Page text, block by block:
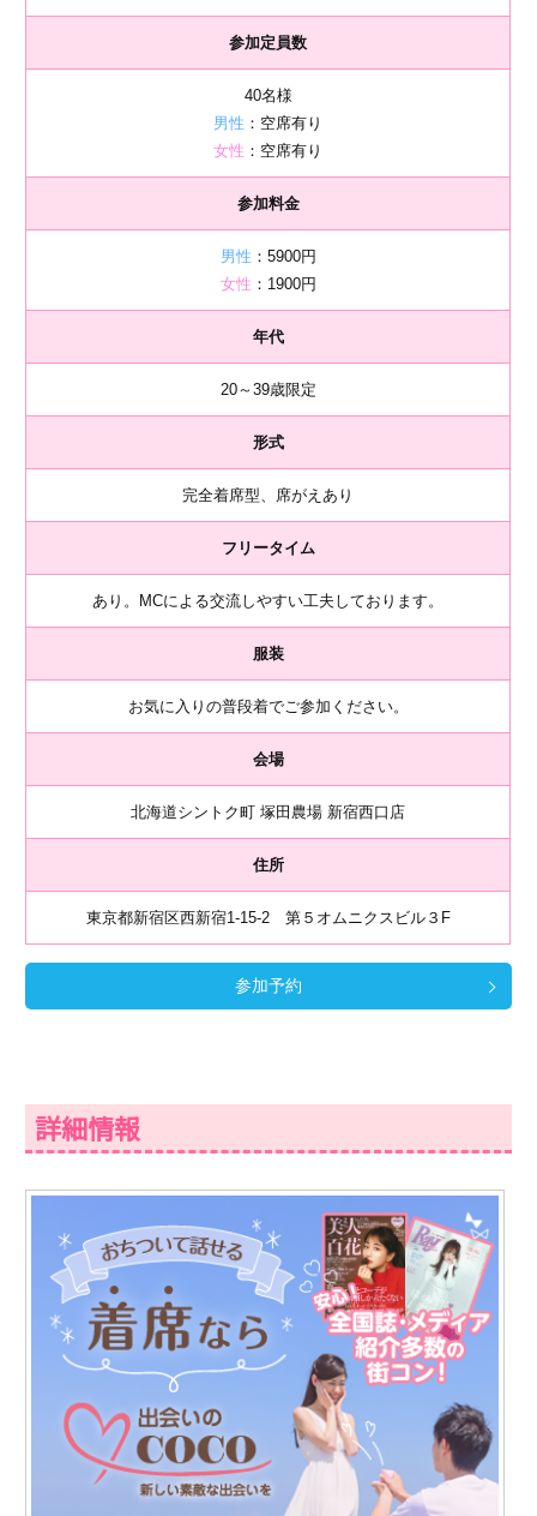
参加定員数
40名様
男性 ：空席有り
女性 ：空席有り
参加料金
男性 ：5900円
女性 ：1900円
年代
20～39歳限定
形式
完全着席型、席がえあり
フリータイム
あり。MCによる交流しやすい工夫しております。
服装
お気に入りの普段着でご参加ください。
会場
北海道シントク町 塚田農場 新宿西口店
住所
東京都新宿区西新宿1-15-2 第５オムニクスビル３F
参加予約
詳細情報